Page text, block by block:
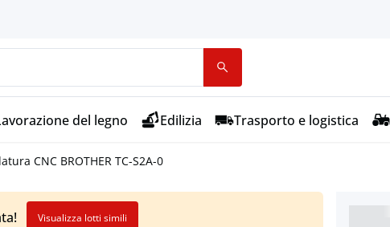
del legno Edilizia Trasporto e logistica
CNC BROTHER TC-S2A-0
Visualizza lotti simili